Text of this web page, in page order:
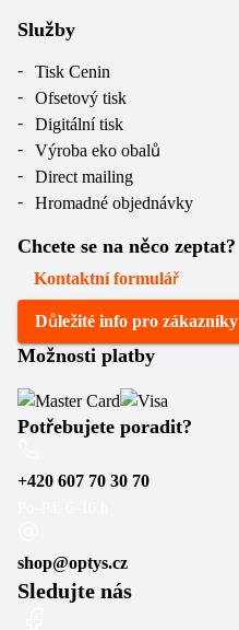
Služby
Tisk Cenin
Ofsetový tisk
Digitální tisk
Výroba eko obalů
Direct mailing
Hromadné objednávky
Chcete se na něco zeptat?
Kontaktní formulář
Důležité info pro zákazníky
Možnosti platby
Potřebujete poradit?
+420 607 70 30 70
shop@optys.cz
Sledujte nás